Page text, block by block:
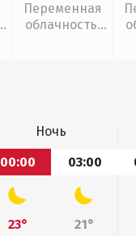
Переменная
облачность,
Ночь
00:00
03:00
23° 21°